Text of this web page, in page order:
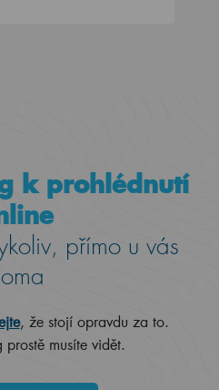
k prohlédnutí
přímo u vás
, že stojí opravdu za to.
musíte vidět.